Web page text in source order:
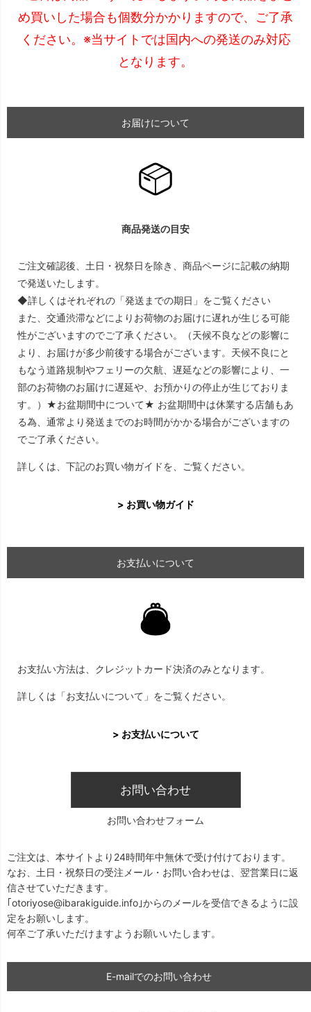
め買いした場合も個数分かかりますので、ご了承
ください。※当サイトでは国内への発送のみ対応
となります。
お届けについて
商品発送の目安
ご注文確認後、土日・祝祭日を除き、商品ページに記載の納期
で発送いたします。
◆詳しくはそれぞれの「発送までの期日」をご覧ください
また、交通渋滞などによりお荷物のお届けに遅れが生じる可能
性がございますのでご了承ください。（天候不良などの影響に
より、お届けが多少前後する場合がございます。天候不良にと
もなう道路規制やフェリーの欠航、遅延などの影響により、一
部のお荷物のお届けに遅延や、お預かりの停止が生じておりま
す。）★お盆期間中について★ お盆期間中は休業する店舗もあ
る為、通常より発送までのお時間がかかる場合がございますの
でご了承ください。
詳しくは、下記のお買い物ガイドを、ご覧ください。
> お買い物ガイド
お支払いについて
お支払い方法は、クレジットカード決済のみとなります。
詳しくは「お支払いについて」をご覧ください。
> お支払いについて
お問い合わせ
お問い合わせフォーム
ご注文は、本サイトより24時間年中無休で受け付けております。
なお、土日・祝祭日の受注メール・お問い合わせは、翌営業日に返
信させていただきます。
｢otoriyose@ibarakiguide.info｣からのメールを受信できるように設
定をお願いします。
何卒ご了承いただけますようお願いいたします。
E-mailでのお問い合わせ